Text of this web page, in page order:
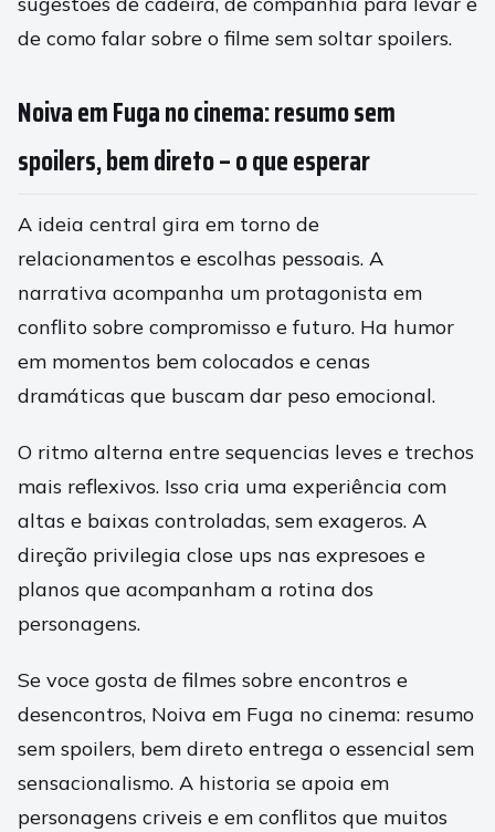
de como falar sobre o filme sem soltar spoilers.
Noiva em Fuga no cinema: resumo sem
spoilers, bem direto – o que esperar
A ideia central gira em torno de
relacionamentos e escolhas pessoais. A
narrativa acompanha um protagonista em
conflito sobre compromisso e futuro. Ha humor
em momentos bem colocados e cenas
dramáticas que buscam dar peso emocional.
O ritmo alterna entre sequencias leves e trechos
mais reflexivos. Isso cria uma experiência com
altas e baixas controladas, sem exageros. A
direção privilegia close ups nas expresoes e
planos que acompanham a rotina dos
personagens.
Se voce gosta de filmes sobre encontros e
desencontros, Noiva em Fuga no cinema: resumo
sem spoilers, bem direto entrega o essencial sem
sensacionalismo. A historia se apoia em
personagens criveis e em conflitos que muitos